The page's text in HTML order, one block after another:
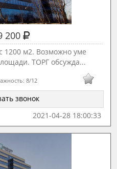
200
1200 м2. Возможно уме
ТОРГ обсужда...
8/12
звонок
2021-04-28 18:00:33